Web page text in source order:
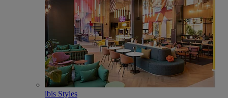
ibis Styles